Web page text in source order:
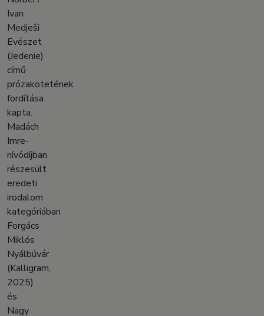
Ivan
Medješi
Evészet
(Jedenie)
című
prózakötetének
fordítása
kapta.
Madách
Imre-
nívódíjban
részesült
eredeti
irodalom
kategóriában
Forgács
Miklós
Nyálbúvár
(Kalligram,
2025)
és
Nagy